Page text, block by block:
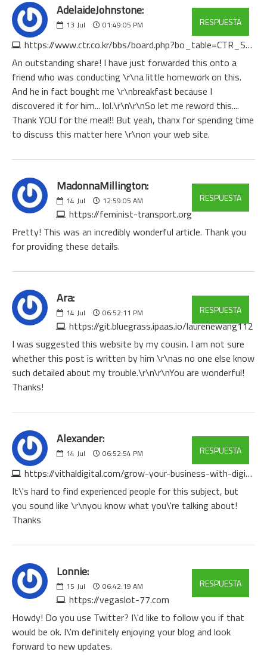
AdelaideJohnstone:
13 Jul 01:49:05 PM
https://www.ctr.co.kr/bbs/board.php?bo_table=CTR_STORY2&wr_id=123
RESPUESTA
An outstanding share! I have just forwarded this onto a
friend who was conducting \r\na little homework on this.
And he in fact bought me \r\nbreakfast because I
discovered it for him... lol.\r\n\r\nSo let me reword this....
Thank YOU for the meal!! But yeah, thanx for spending time
to discuss this matter here \r\non your web site.
MadonnaMillington:
14 Jul 12:59:05 AM
https://feminist-transport.org
RESPUESTA
Pretty! This was an incredibly wonderful article. Thank you
for providing these details.
Ara:
14 Jul 06:52:11 PM
https://git.bluegrass.ipaas.io/laurenewang112
RESPUESTA
I was suggested this website by my cousin. I am not sure
whether this post is written by him \r\nas no one else know
such detailed about my trouble.\r\n\r\nYou are wonderful!
Thanks!
Alexander:
14 Jul 06:52:54 PM
https://vithaldigital.com/grow-your-business-with-digivithal-your-trusted-digital-marketing-partner/?unapproved=42471&moderation-hash=82ceae4ee2795cedb85db863360b06a2
RESPUESTA
It\'s hard to find experienced people for this subject, but
you sound like \r\nyou know what you\'re talking about!
Thanks
Lonnie:
15 Jul 06:42:19 AM
https://vegaslot-77.com
RESPUESTA
Howdy! Do you use Twitter? I\'d like to follow you if that
would be ok. I\'m definitely enjoying your blog and look
forward to new updates.